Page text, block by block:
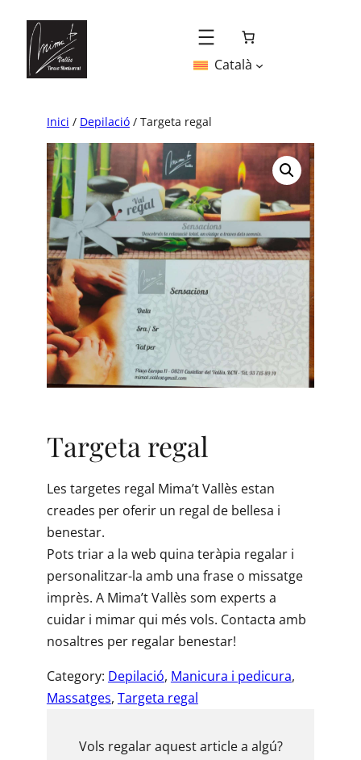
Vés
contingut
Català
Inici / Depilació/ Targeta regal
Targeta regal
Les targetes regal Mima’t Vallès estan
creades per oferir un regal de bellesa i
benestar.
Pots triar a la web quina teràpia regalar i
personalitzar-la amb una frase o missatge
imprès. A Mima’t Vallès som experts a
cuidar i mimar qui més vols. Contacta amb
nosaltres per regalar benestar!
Category: Depilació, Manicura i pedicura
Massatges, Targeta regal
Vols regalar aquest article a algú?